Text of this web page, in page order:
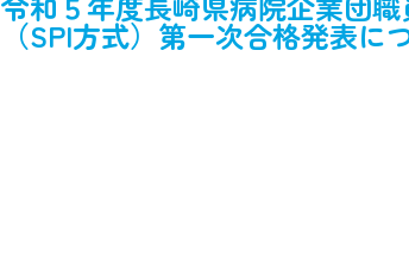
（SPI方式）第一次合格発表に